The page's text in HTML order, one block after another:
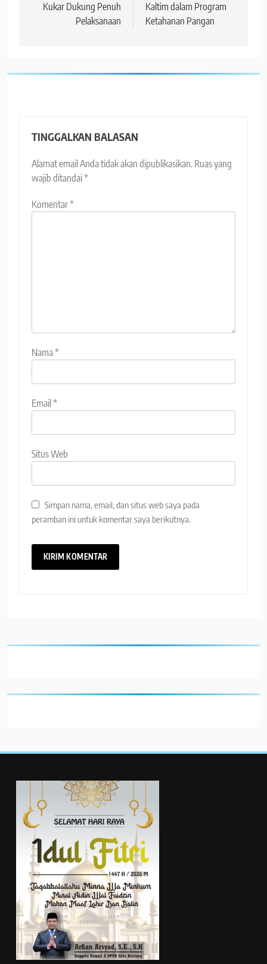
Kukar Dukung Penuh
Pelaksanaan
Kaltim dalam Program
Ketahanan Pangan
TINGGALKAN BALASAN
Alamat email Anda tidak akan dipublikasikan. Ruas yang
wajib ditandai*
Komentar*
Nama*
Email *
Situs Web
Simpan nama, email, dan situs web saya pada
peramban ini untuk komentar saya berikutnya.